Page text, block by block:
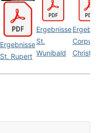
Ergebnisse
St. Rupert
Ergebnisse
St.
Wunibald
Corpus
Christi